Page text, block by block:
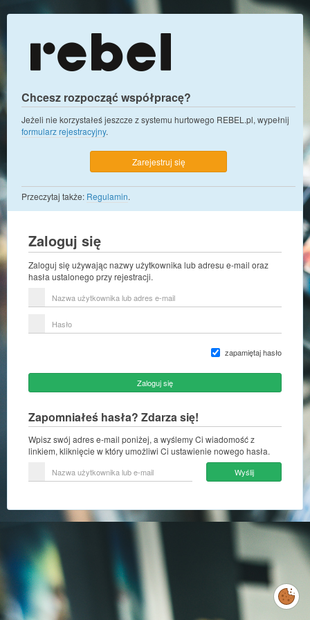
Chcesz rozpocząć współpracę?
Jeżeli nie korzystałeś jeszcze z systemu hurtowego REBEL.pl, wypełnij
formularz rejestracyjny.
Zarejestruj się
Przeczytaj także: Regulamin.
Zaloguj się
Zaloguj się używając nazwy użytkownika lub adresu e-mail oraz
hasła ustalonego przy rejestracji.
użytkownika
e-
zapamiętaj hasło
Zaloguj się
Zapomniałeś hasła? Zdarza się!
Wpisz swój adres e-mail poniżej, a wyślemy Ci wiadomość z
linkiem, kliknięcie w który umożliwi Ci ustawienie nowego hasła.
użytkownika
mail
Wyślij
Zarządzaj
preferencjami
cookies